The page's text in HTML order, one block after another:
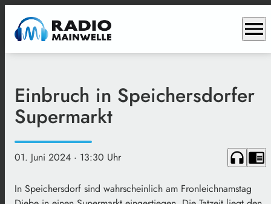
menu
Einbruch in Speichersdorfer
Supermarkt
01. Juni 2024 · 13:30 Uhr headphones chrome_reader_mode
In Speichersdorf sind wahrscheinlich am Fronleichnamstag